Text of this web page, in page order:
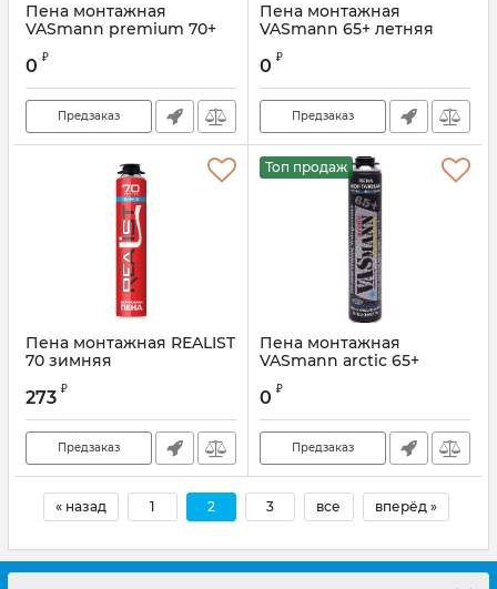
Пена монтажная
VASmann premium 70+
Артикул:
0 ₽
Предзаказ
Пена монтажная
VASmann 65+ летняя
0 ₽
Предзаказ
Пена монтажная REALIST
70 зимняя
273 ₽
Предзаказ
Топ продаж
Пена монтажная
VASmann arctic 65+
Артикул:
0 ₽
Предзаказ
« назад 1 2 3 все вперёд »